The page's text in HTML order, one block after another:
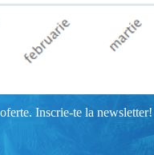
Inscrie-te la newsletter!